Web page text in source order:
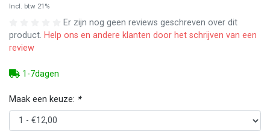
Incl. btw 21%
Er zijn nog geen reviews geschreven over dit
product. Help ons en andere klanten door het schrijven van een
review
1-7dagen
Maak een keuze: *